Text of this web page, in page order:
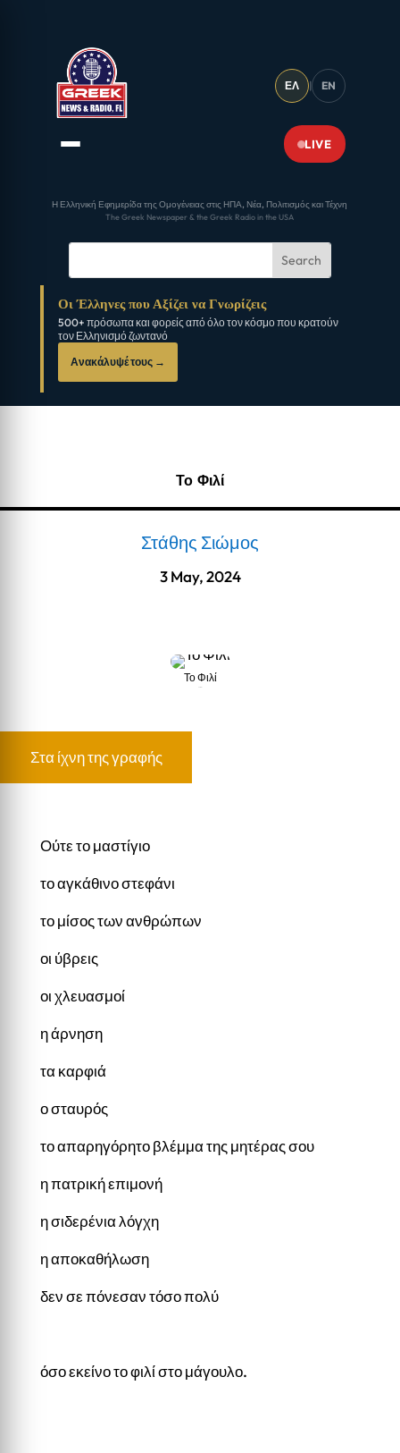
ΕΛ | EN
LIVE
Η Ελληνική Εφημερίδα της Ομογένειας στις ΗΠΑ, Νέα, Πολιτισμός και Τέχνη
The Greek Newspaper & the Greek Radio in the USA
Οι Έλληνες που Αξίζει να Γνωρίζεις
500+ πρόσωπα και φορείς από όλο τον κόσμο που κρατούν
τον Ελληνισμό ζωντανό
Ανακάλυψέ τους →
Το Φιλί
Στάθης Σιώμος
3 May, 2024
Το Φιλί
Στα ίχνη της γραφής
Ούτε το μαστίγιο
το αγκάθινο στεφάνι
το μίσος των ανθρώπων
οι ύβρεις
οι χλευασμοί
η άρνηση
τα καρφιά
ο σταυρός
το απαρηγόρητο βλέμμα της μητέρας σου
η πατρική επιμονή
η σιδερένια λόγχη
η αποκαθήλωση
δεν σε πόνεσαν τόσο πολύ
όσο εκείνο το φιλί στο μάγουλο.